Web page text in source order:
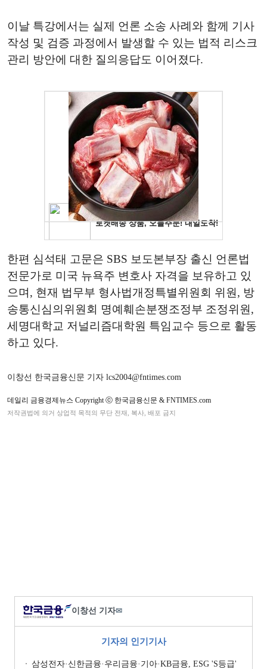
이날 특강에서는 실제 언론 소송 사례와 함께 기사
작성 및 검증 과정에서 발생할 수 있는 법적 리스크
관리 방안에 대한 질의응답도 이어졌다.
한편 심석태 고문은 SBS 보도본부장 출신 언론법
전문가로 미국 뉴욕주 변호사 자격을 보유하고 있
으며, 현재 법무부 형사법개정특별위원회 위원, 방
송통신심의위원회 명예훼손분쟁조정부 조정위원,
세명대학교 저널리즘대학원 특임교수 등으로 활동
하고 있다.
이창선 한국금융신문 기자 lcs2004@fntimes.com
데일리 금융경제뉴스 Copyright ⓒ 한국금융신문 & FNTIMES.com
저작권법에 의거 상업적 목적의 무단 전재, 복사, 배포 금지
이창선 기자✉
기자의 인기기사
삼성전자·신한금융·우리금융·기아·KB금융, ESG 'S등급'